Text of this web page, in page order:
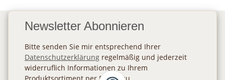
Newsletter Abonnieren
Bitte senden Sie mir entsprechend Ihrer
Datenschutzerklärung regelmäßig und jederzeit
widerruflich Informationen zu Ihrem